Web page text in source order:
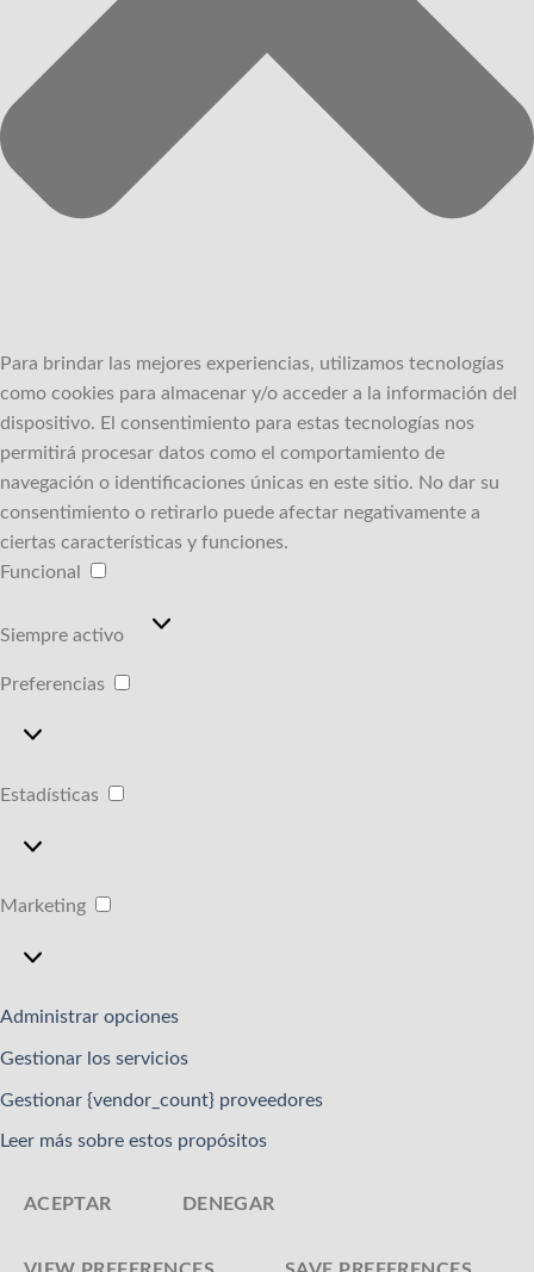
Para brindar las mejores experiencias, utilizamos tecnologías
como cookies para almacenar y/o acceder a la información del
dispositivo. El consentimiento para estas tecnologías nos
permitirá procesar datos como el comportamiento de
navegación o identificaciones únicas en este sitio. No dar su
consentimiento o retirarlo puede afectar negativamente a
ciertas características y funciones.
Funcional
Siempre activo
Preferencias
Preferencias
Estadísticas
Estadísticas
Marketing
Marketing
Administrar opciones
Gestionar los servicios
Gestionar {vendor_count} proveedores
Leer más sobre estos propósitos
ACEPTAR DENEGAR